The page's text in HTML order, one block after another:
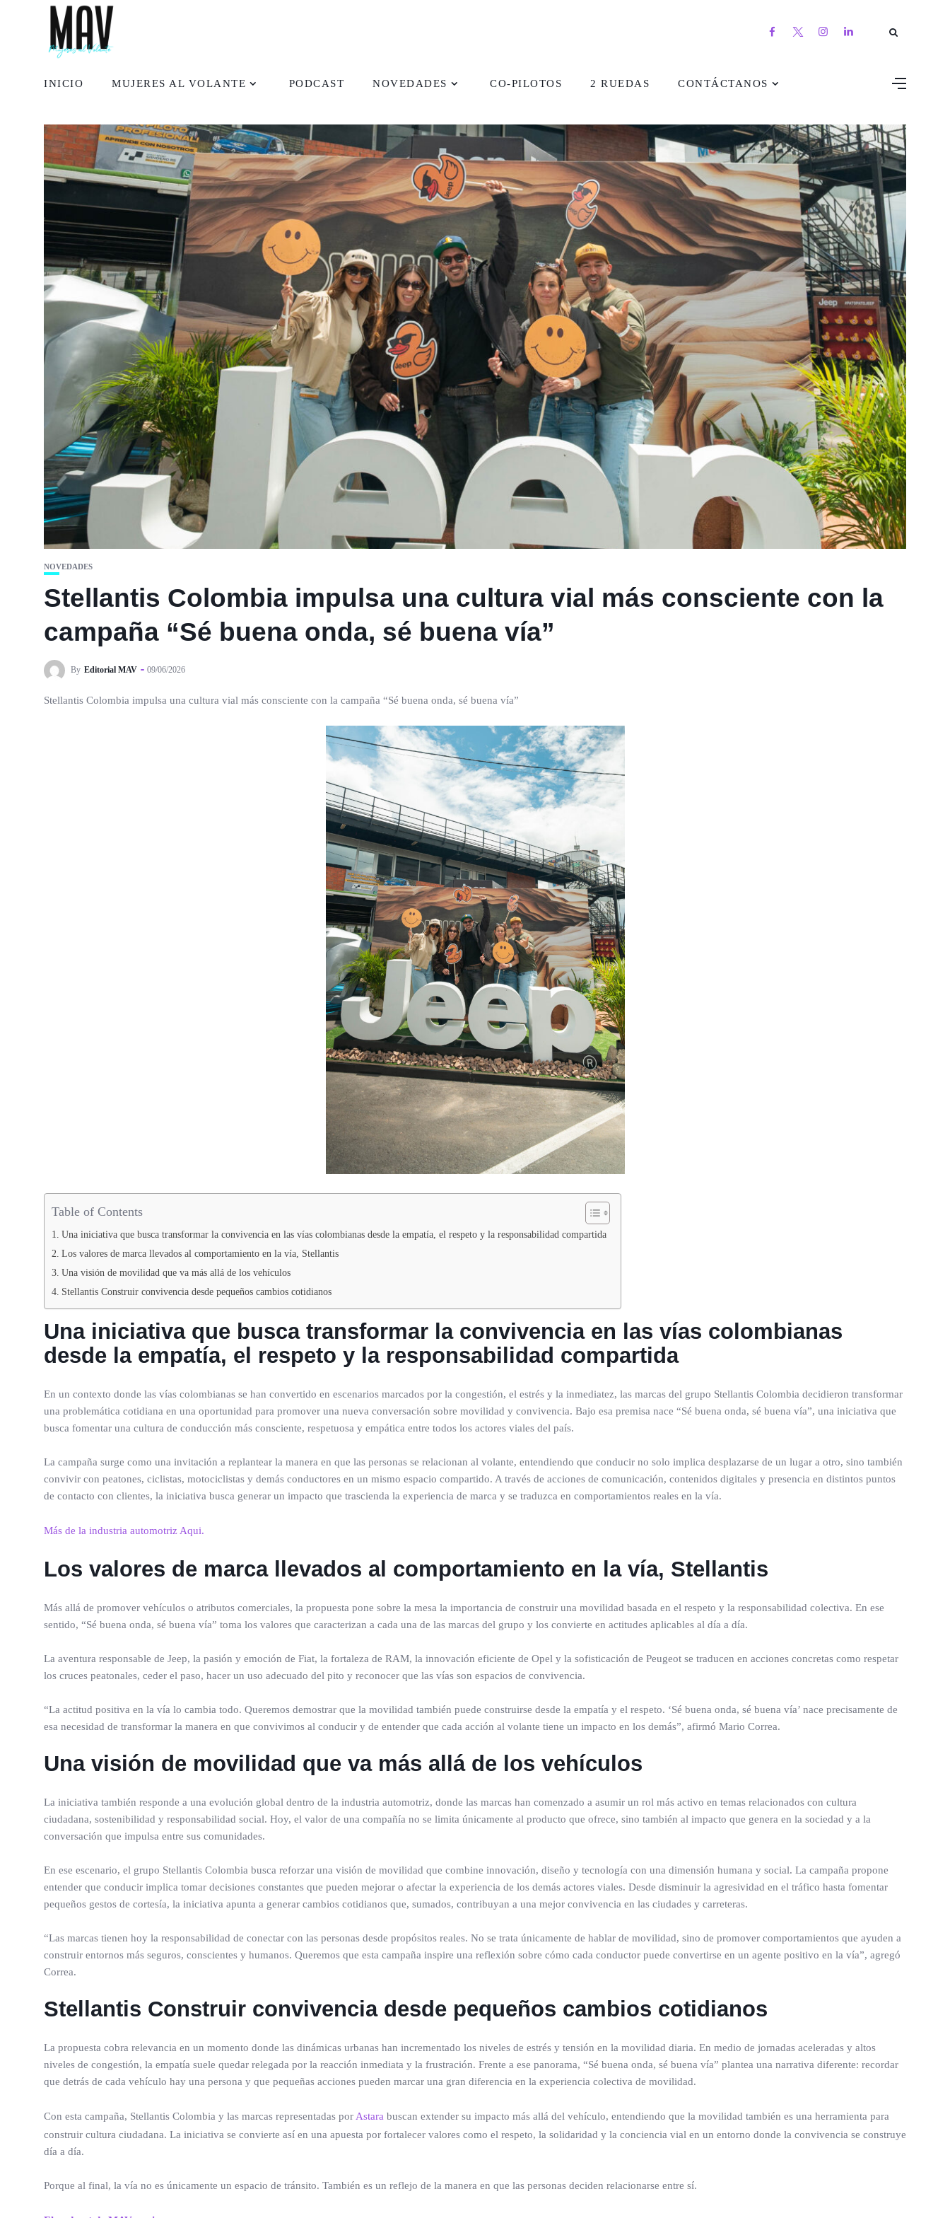
INICIO MUJERES AL VOLANTE PODCAST NOVEDADES CO-PILOTOS 2 RUEDAS CONTÁCTANOS
NOVEDADES
Stellantis Colombia impulsa una cultura vial más consciente con la
campaña “Sé buena onda, sé buena vía”
By Editorial MAV 09/06/2026
Stellantis Colombia impulsa una cultura vial más consciente con la campaña “Sé buena onda, sé buena vía”
Table of Contents
Una iniciativa que busca transformar la convivencia en las vías colombianas desde la empatía, el respeto y la responsabilidad compartida
Los valores de marca llevados al comportamiento en la vía, Stellantis
Una visión de movilidad que va más allá de los vehículos
Stellantis Construir convivencia desde pequeños cambios cotidianos
Una iniciativa que busca transformar la convivencia en las vías colombianas
desde la empatía, el respeto y la responsabilidad compartida
En un contexto donde las vías colombianas se han convertido en escenarios marcados por la congestión, el estrés y la inmediatez, las marcas del grupo Stellantis Colombia decidieron transformar
una problemática cotidiana en una oportunidad para promover una nueva conversación sobre movilidad y convivencia. Bajo esa premisa nace “Sé buena onda, sé buena vía”, una iniciativa que
busca fomentar una cultura de conducción más consciente, respetuosa y empática entre todos los actores viales del país.
La campaña surge como una invitación a replantear la manera en que las personas se relacionan al volante, entendiendo que conducir no solo implica desplazarse de un lugar a otro, sino también
convivir con peatones, ciclistas, motociclistas y demás conductores en un mismo espacio compartido. A través de acciones de comunicación, contenidos digitales y presencia en distintos puntos
de contacto con clientes, la iniciativa busca generar un impacto que trascienda la experiencia de marca y se traduzca en comportamientos reales en la vía.
Más de la industria automotriz Aqui.
Los valores de marca llevados al comportamiento en la vía, Stellantis
Más allá de promover vehículos o atributos comerciales, la propuesta pone sobre la mesa la importancia de construir una movilidad basada en el respeto y la responsabilidad colectiva. En ese
sentido, “Sé buena onda, sé buena vía” toma los valores que caracterizan a cada una de las marcas del grupo y los convierte en actitudes aplicables al día a día.
La aventura responsable de Jeep, la pasión y emoción de Fiat, la fortaleza de RAM, la innovación eficiente de Opel y la sofisticación de Peugeot se traducen en acciones concretas como respetar
los cruces peatonales, ceder el paso, hacer un uso adecuado del pito y reconocer que las vías son espacios de convivencia.
“La actitud positiva en la vía lo cambia todo. Queremos demostrar que la movilidad también puede construirse desde la empatía y el respeto. ‘Sé buena onda, sé buena vía’ nace precisamente de
esa necesidad de transformar la manera en que convivimos al conducir y de entender que cada acción al volante tiene un impacto en los demás”, afirmó Mario Correa.
Una visión de movilidad que va más allá de los vehículos
La iniciativa también responde a una evolución global dentro de la industria automotriz, donde las marcas han comenzado a asumir un rol más activo en temas relacionados con cultura
ciudadana, sostenibilidad y responsabilidad social. Hoy, el valor de una compañía no se limita únicamente al producto que ofrece, sino también al impacto que genera en la sociedad y a la
conversación que impulsa entre sus comunidades.
En ese escenario, el grupo Stellantis Colombia busca reforzar una visión de movilidad que combine innovación, diseño y tecnología con una dimensión humana y social. La campaña propone
entender que conducir implica tomar decisiones constantes que pueden mejorar o afectar la experiencia de los demás actores viales. Desde disminuir la agresividad en el tráfico hasta fomentar
pequeños gestos de cortesía, la iniciativa apunta a generar cambios cotidianos que, sumados, contribuyan a una mejor convivencia en las ciudades y carreteras.
“Las marcas tienen hoy la responsabilidad de conectar con las personas desde propósitos reales. No se trata únicamente de hablar de movilidad, sino de promover comportamientos que ayuden a
construir entornos más seguros, conscientes y humanos. Queremos que esta campaña inspire una reflexión sobre cómo cada conductor puede convertirse en un agente positivo en la vía”, agregó
Correa.
Stellantis Construir convivencia desde pequeños cambios cotidianos
La propuesta cobra relevancia en un momento donde las dinámicas urbanas han incrementado los niveles de estrés y tensión en la movilidad diaria. En medio de jornadas aceleradas y altos
niveles de congestión, la empatía suele quedar relegada por la reacción inmediata y la frustración. Frente a ese panorama, “Sé buena onda, sé buena vía” plantea una narrativa diferente: recordar
que detrás de cada vehículo hay una persona y que pequeñas acciones pueden marcar una gran diferencia en la experiencia colectiva de movilidad.
Con esta campaña, Stellantis Colombia y las marcas representadas por Astara buscan extender su impacto más allá del vehículo, entendiendo que la movilidad también es una herramienta para
construir cultura ciudadana. La iniciativa se convierte así en una apuesta por fortalecer valores como el respeto, la solidaridad y la conciencia vial en un entorno donde la convivencia se construye
día a día.
Porque al final, la vía no es únicamente un espacio de tránsito. También es un reflejo de la manera en que las personas deciden relacionarse entre sí.